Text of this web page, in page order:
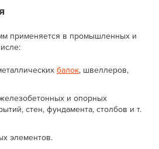
применяется в промышленных и
балок, швеллеров,
и опорных
стен, фундамента, столбов и т.
элементов.